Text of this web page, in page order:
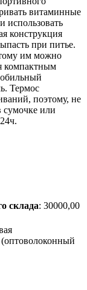
витаминные
использовать
конструкция
при питье.
им можно
компактным
Термос
поэтому, не
сумочке или
склада: 30000,00